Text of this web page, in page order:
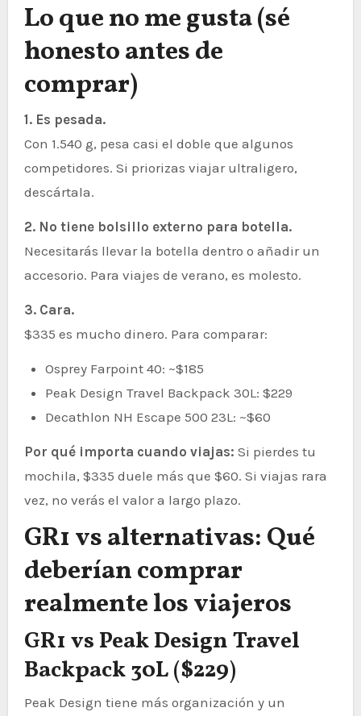
Lo que no me gusta (sé
honesto antes de
comprar)
1. Es pesada.
Con 1.540 g, pesa casi el doble que algunos
competidores. Si priorizas viajar ultraligero,
descártala.
2. No tiene bolsillo externo para botella.
Necesitarás llevar la botella dentro o añadir un
accesorio. Para viajes de verano, es molesto.
3. Cara.
$335 es mucho dinero. Para comparar:
Osprey Farpoint 40: ~$185
Peak Design Travel Backpack 30L: $229
Decathlon NH Escape 500 23L: ~$60
Por qué importa cuando viajas: Si pierdes tu
mochila, $335 duele más que $60. Si viajas rara
vez, no verás el valor a largo plazo.
GR1 vs alternativas: Qué
deberían comprar
realmente los viajeros
GR1 vs Peak Design Travel
Backpack 30L ($229)
Peak Design tiene más organización y un